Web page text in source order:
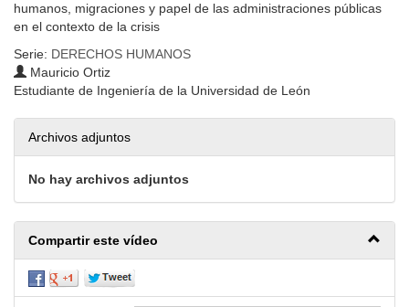
humanos, migraciones y papel de las administraciones públicas
en el contexto de la crisis
Serie: DERECHOS HUMANOS
Mauricio Ortiz
Estudiante de Ingeniería de la Universidad de León
Archivos adjuntos
No hay archivos adjuntos
Compartir este vídeo